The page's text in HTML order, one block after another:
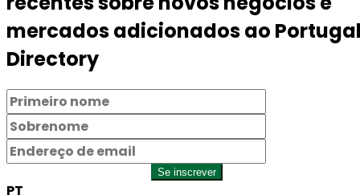
mercados adicionados ao
Directory
Se inscrever
PT